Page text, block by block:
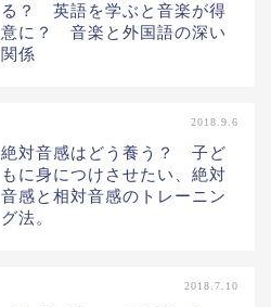
る？ 英語を学ぶと音楽が得
意に？ 音楽と外国語の深い
関係
2018.9.6
絶対音感はどう養う？ 子ど
もに身につけさせたい、絶対
音感と相対音感のトレーニン
グ法。
2018.7.10